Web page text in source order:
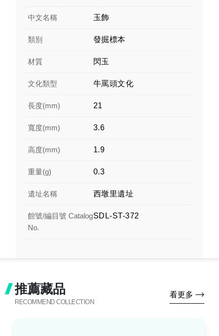
中文名稱 玉飾
類別 發掘標本
材質 閃玉
文化類型 牛罵頭文化
長度(mm) 21
寬度(mm) 3.6
高度(mm) 1.9
重量(g) 0.3
遺址名稱 西墩里遺址
館號/編目號 Catalog
No.
SDL-ST-372
推薦藏品
RECOMMEND COLLECTION
看更多